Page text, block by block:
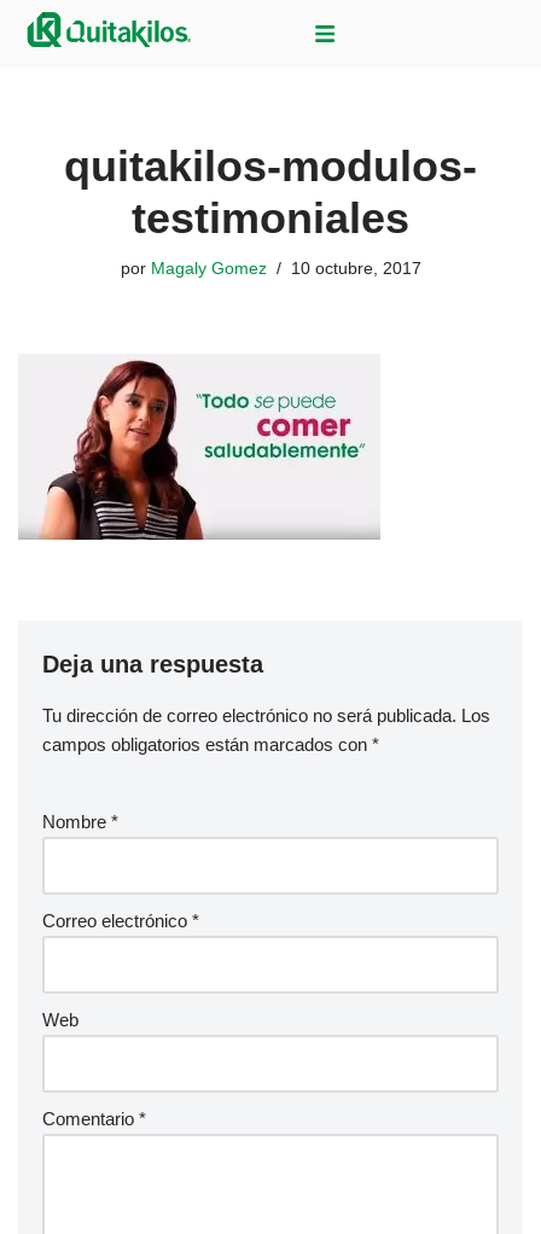
quitakilos-modulos-
testimoniales
por Magaly Gomez 10 octubre, 2017
Deja una respuesta
Tu dirección de correo electrónico no será publicada. Los
campos obligatorios están marcados con *
Nombre *
Correo electrónico *
Web
Comentario *